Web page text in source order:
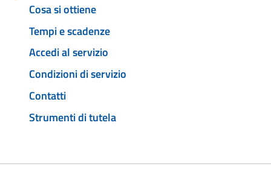
Cosa si ottiene
Tempi e scadenze
Accedi al servizio
Condizioni di servizio
Contatti
Strumenti di tutela